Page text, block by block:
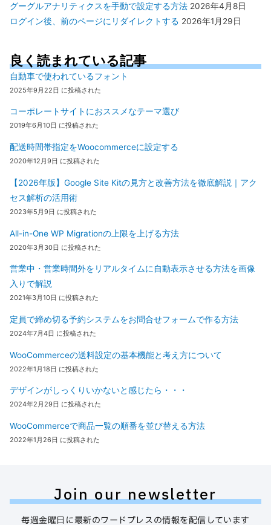
グーグルアナリティクスを手動で設定する方法 2026年4月8日
ログイン後、前のページにリダイレクトする 2026年1月29日
良く読まれている記事
自動車で使われているフォント
2025年9月22日 に投稿された
コーポレートサイトにおススメなテーマ選び
2019年6月10日 に投稿された
配送時間帯指定をWoocommerceに設定する
2020年12月9日 に投稿された
【2026年版】Google Site Kitの見方と改善方法を徹底解説｜アク
セス解析の活用術
2023年5月9日 に投稿された
All-in-One WP Migrationの上限を上げる方法
2020年3月30日 に投稿された
営業中・営業時間外をリアルタイムに自動表示させる方法を画像
入りで解説
2021年3月10日 に投稿された
定員で締め切る予約システムをお問合せフォームで作る方法
2024年7月4日 に投稿された
WooCommerceの送料設定の基本機能と考え方について
2022年1月18日 に投稿された
デザインがしっくりいかないと感じたら・・・
2024年2月29日 に投稿された
WooCommerceで商品一覧の順番を並び替える方法
2022年1月26日 に投稿された
Join our newsletter
毎週金曜日に最新のワードプレスの情報を配信しています